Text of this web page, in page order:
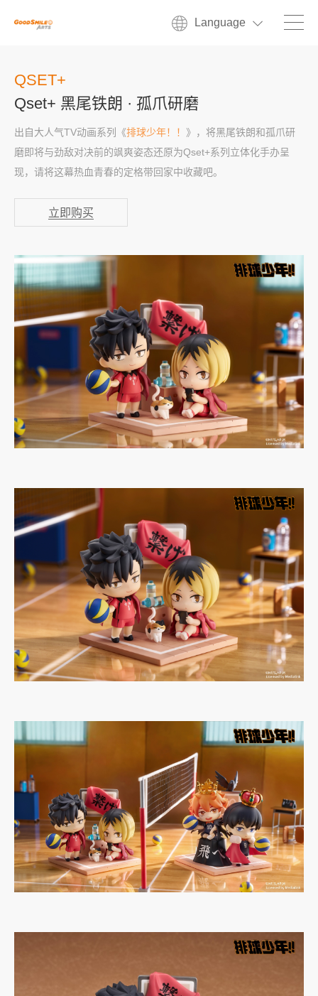
Language
QSET+
Qset+ 黑尾铁朗 · 孤爪研磨
出自大人气TV动画系列《排球少年！！ 》，将黑尾铁朗和孤爪研
磨即将与劲敌对决前的飒爽姿态还原为Qset+系列立体化手办呈
现，请将这幕热血青春的定格带回家中收藏吧。
立即购买